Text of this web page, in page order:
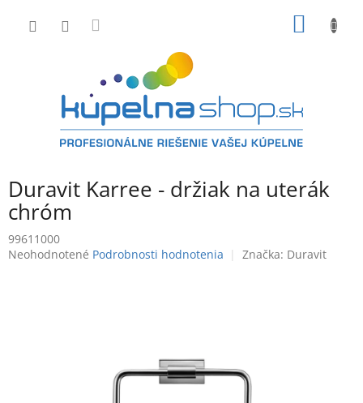
Duravit Karree - držiak na uterák
chróm
99611000
Priemerné
Neohodnotené Podrobnosti hodnotenia Značka: Duravit